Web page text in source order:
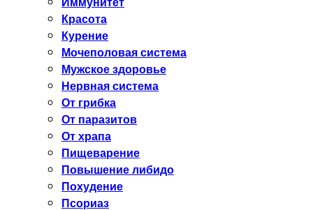
Красота
Курение
Мочеполовая система
Мужское здоровье
Нервная система
От грибка
От паразитов
От храпа
Пищеварение
Повышение либидо
Похудение
Псориаз